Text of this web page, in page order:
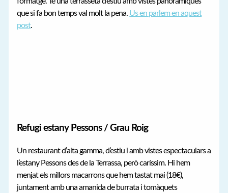
que si fa bon temps val molt la pena. Us en parlem en aquest
post.
Refugi estany Pessons / Grau Roig
Un restaurant d’alta gamma, d’estiu i amb vistes espectaculars a
l’estany Pessons des de la Terrassa, però caríssim. Hi hem
menjat els millors macarrons que hem tastat mai (18€),
juntament amb una amanida de burrata i tomàquets